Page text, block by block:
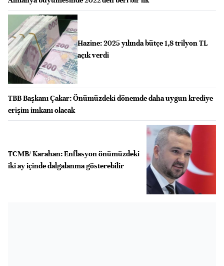
Hazine: 2025 yılında bütçe 1,8 trilyon TL
açık verdi
TBB Başkanı Çakar: Önümüzdeki dönemde daha uygun krediye
erişim imkanı olacak
TCMB/ Karahan: Enflasyon önümüzdeki
iki ay içinde dalgalanma gösterebilir